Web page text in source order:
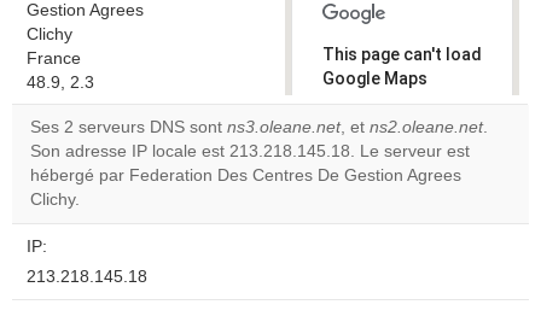
Gestion Agrees
Clichy
France
48.9, 2.3
This page can't load
Google Maps
correctly.
Do you
own this
OK
Ses 2 serveurs DNS sont ns3.oleane.net, et ns2.oleane.net.
Son adresse IP locale est 213.218.145.18. Le serveur est
hébergé par Federation Des Centres De Gestion Agrees
Clichy.
IP:
213.218.145.18